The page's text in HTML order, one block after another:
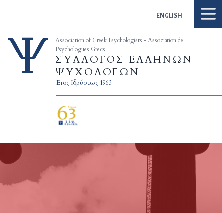
ENGLISH
Association of Greek Psychologists - Association de
Psychologues Grecs
ΣΥΛΛΟΓΟΣ ΕΛΛΗΝΩΝ
ΨΥΧΟΛΟΓΩΝ
Έτος Ιδρύσεως 1963